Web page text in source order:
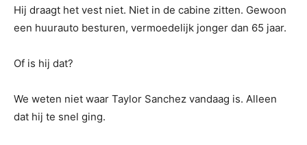
Hij draagt ​​het vest niet. Niet in de cabine zitten. Gewoon
een huurauto besturen, vermoedelijk jonger dan 65 jaar.
Of is hij dat?
We weten niet waar Taylor Sanchez vandaag is. Alleen
dat hij te snel ging.